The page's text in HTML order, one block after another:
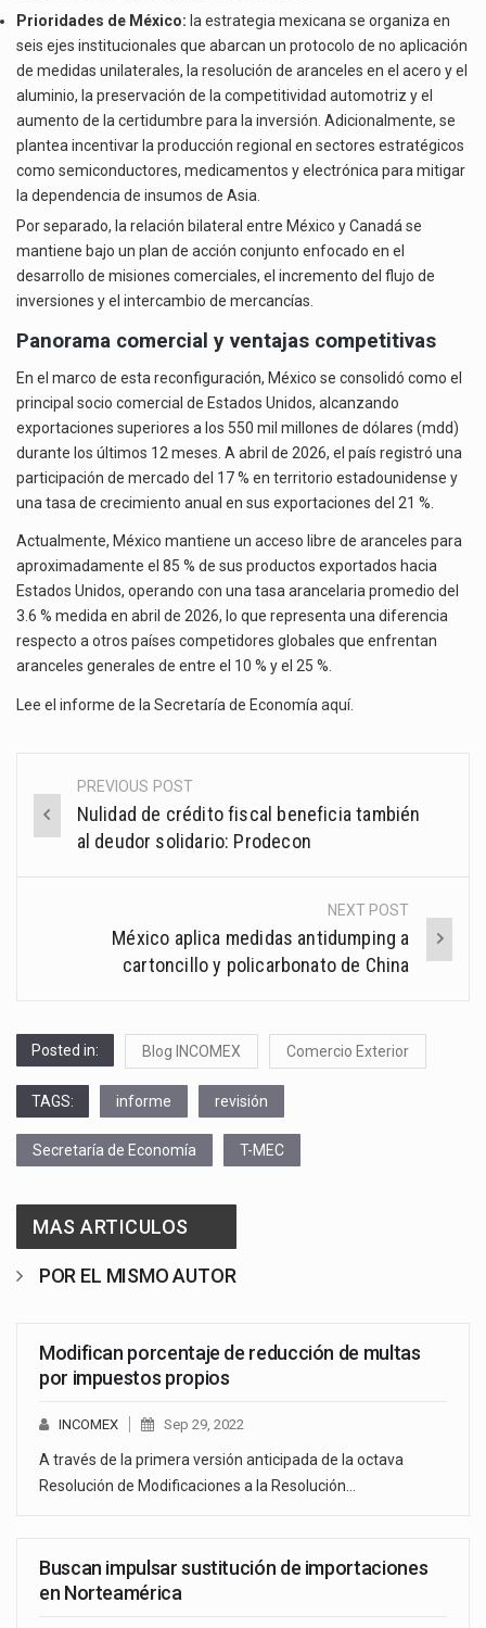
Prioridades de México: la estrategia mexicana se organiza en
seis ejes institucionales que abarcan un protocolo de no aplicación
de medidas unilaterales, la resolución de aranceles en el acero y el
aluminio, la preservación de la competitividad automotriz y el
aumento de la certidumbre para la inversión. Adicionalmente, se
plantea incentivar la producción regional en sectores estratégicos
como semiconductores, medicamentos y electrónica para mitigar
la dependencia de insumos de Asia.
Por separado, la relación bilateral entre México y Canadá se
mantiene bajo un plan de acción conjunto enfocado en el
desarrollo de misiones comerciales, el incremento del flujo de
inversiones y el intercambio de mercancías.
Panorama comercial y ventajas competitivas
En el marco de esta reconfiguración, México se consolidó como el
principal socio comercial de Estados Unidos, alcanzando
exportaciones superiores a los 550 mil millones de dólares (mdd)
durante los últimos 12 meses. A abril de 2026, el país registró una
participación de mercado del 17 % en territorio estadounidense y
una tasa de crecimiento anual en sus exportaciones del 21 %.
Actualmente, México mantiene un acceso libre de aranceles para
aproximadamente el 85 % de sus productos exportados hacia
Estados Unidos, operando con una tasa arancelaria promedio del
3.6 % medida en abril de 2026, lo que representa una diferencia
respecto a otros países competidores globales que enfrentan
aranceles generales de entre el 10 % y el 25 %.
Lee el informe de la Secretaría de Economía aquí.
Post
navigation
PREVIOUS POST
Nulidad de crédito fiscal beneficia también
al deudor solidario: Prodecon
NEXT POST
México aplica medidas antidumping a
cartoncillo y policarbonato de China
Posted in: Blog INCOMEX Comercio Exterior
TAGS: informe revisión
Secretaría de Economía T-MEC
MAS ARTICULOS
POR EL MISMO AUTOR
Modifican porcentaje de reducción de multas
por impuestos propios
INCOMEX Sep 29, 2022
A través de la primera versión anticipada de la octava
Resolución de Modificaciones a la Resolución…
Buscan impulsar sustitución de importaciones
en Norteamérica